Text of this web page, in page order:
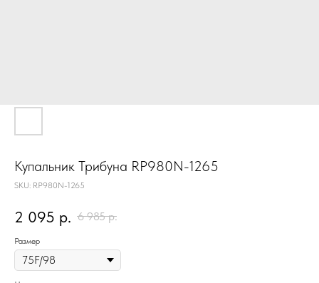
Купальник Трибуна RP980N-1265
SKU: RP980N-1265
2 095 р. 6 985 р.
Размер